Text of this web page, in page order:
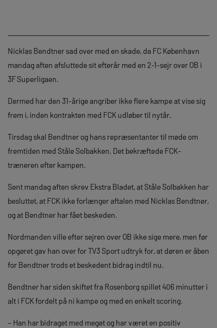
Nicklas Bendtner sad over med en skade, da FC København
mandag aften afsluttede sit efterår med en 2-1-sejr over OB i
3F Superligaen.
Dermed har den 31-årige angriber ikke flere kampe at vise sig
frem i, inden kontrakten med FCK udløber til nytår.
Tirsdag skal Bendtner og hans repræsentanter til møde om
fremtiden med Ståle Solbakken. Det bekræftede FCK-
træneren efter kampen.
Sent mandag aften skrev Ekstra Bladet, at Ståle Solbakken har
besluttet, at FCK ikke forlænger aftalen med Nicklas Bendtner,
og at Bendtner har fået beskeden.
Nordmanden ville efter sejren over OB ikke sige mere, men før
opgøret gav han over for TV3 Sport udtryk for, at døren er åben
for Bendtner trods et beskedent bidrag indtil nu.
Bendtner har siden skiftet fra Rosenborg spillet 406 minutter i
alt i FCK fordelt på ni kampe og med en enkelt scoring.
– Han har bidraget med meget og har været en positiv